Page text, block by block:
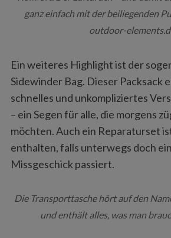
ganz einfach mit der beiliegenden
outdoor-
Ein weiteres Highlight ist der
Sidewinder Bag. Dieser Packsack
schnelles und unkompliziertes
– ein Segen für alle, die morgens
möchten. Auch ein Reparaturset
enthalten, falls unterwegs doch
Missgeschick passiert.
Die Transporttasche hört auf den
und enthält alles, was man